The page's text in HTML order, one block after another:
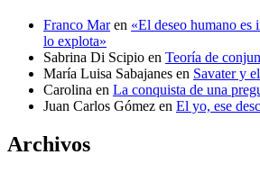
Franco Maren «El deseo humano es
lo explota»
Sabrina Di Scipio en Teoría de
María Luisa Sabajanes en Savater y
Carolina en La conquista de una
Juan Carlos Gómez en El yo, ese
Archivos